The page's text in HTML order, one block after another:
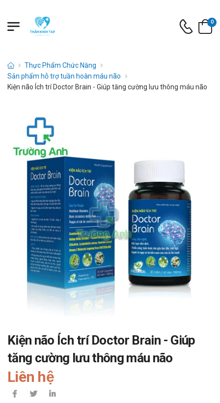
0
Thực Phẩm Chức Năng
Sản phẩm hỗ trợ tuần hoàn máu não
Kiện não Ích trí Doctor Brain - Giúp tăng cường lưu thông máu não
Kiện não Ích trí Doctor Brain - Giúp
tăng cường lưu thông máu não
Liên hệ